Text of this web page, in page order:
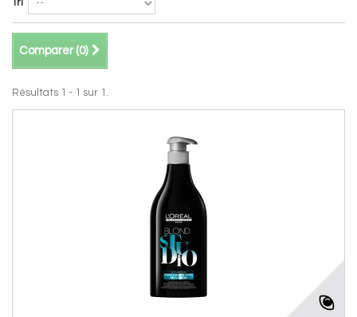
Tri
Comparer (0)
Résultats 1 - 1 sur 1.